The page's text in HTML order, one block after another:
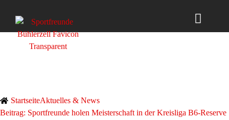
Sportfreunde holen Meisterschaft in der
StartseiteAktuelles & News
Beitrag: Sportfreunde holen Meisterschaft in der Kreisliga B6-Reserve